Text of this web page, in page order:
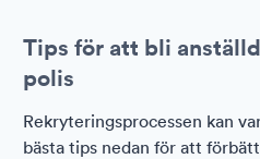
Tips för att bli
polis
Rekryteringsprocessen kan
bästa tips nedan för att